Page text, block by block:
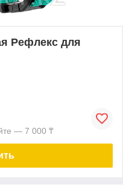
Рефлекс для
— 7 000 ₸